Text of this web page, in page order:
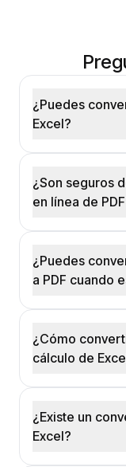
¿Puedes
Excel?
¿Son seguros
en línea de
¿Puedes
a PDF cuando
¿Cómo
cálculo de
¿Existe un
Excel?